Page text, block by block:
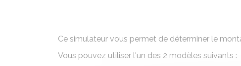
Ce simulateur vous permet de déterminer le
Vous pouvez utiliser l'un des 2 modèles suivants :